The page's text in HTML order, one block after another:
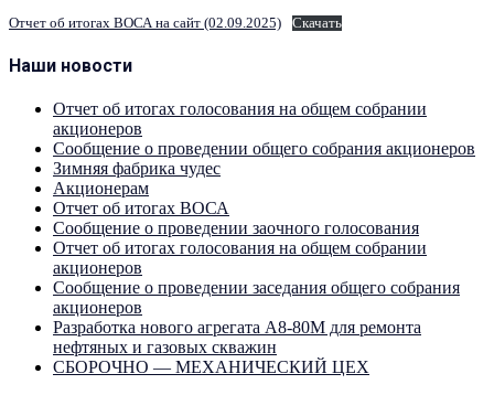
Отчет об итогах ВОСА на сайт (02.09.2025) Скачать
Наши новости
Отчет об итогах голосования на общем собрании
акционеров
Сообщение о проведении общего собрания акционеров
Зимняя фабрика чудес
Акционерам
Отчет об итогах ВОСА
Сообщение о проведении заочного голосования
Отчет об итогах голосования на общем собрании
акционеров
Сообщение о проведении заседания общего собрания
акционеров
Разработка нового агрегата А8-80М для ремонта
нефтяных и газовых скважин
СБОРОЧНО — МЕХАНИЧЕСКИЙ ЦЕХ